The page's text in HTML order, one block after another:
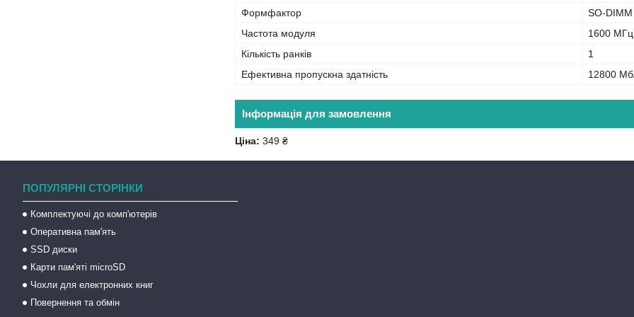
Формфактор
SO-DIMM
Частота модуля
1600 МГц
Кількість ранків
1
Ефективна пропускна здатність
12800
Інформація для замовлення
Ціна: 349 ₴
ПОПУЛЯРНІ СТОРІНКИ
Комплектуючі до комп'ютерів
Оперативна пам'ять
SSD диски
Карти пам'яті microSD
Чохли для електронних книг
Повернення та обмін